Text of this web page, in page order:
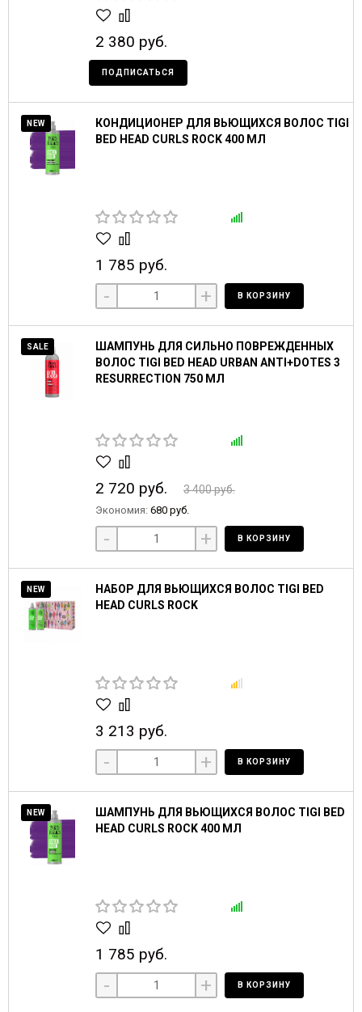
2 380 руб.
ПОДПИСАТЬСЯ
NEW
КОНДИЦИОНЕР ДЛЯ ВЬЮЩИХСЯ ВОЛОС TIGI
BED HEAD CURLS ROCK 400 МЛ
1 785 руб.
- + В КОРЗИНУ
SALE
ШАМПУНЬ ДЛЯ СИЛЬНО ПОВРЕЖДЕННЫХ
ВОЛОС TIGI BED HEAD URBAN ANTI+DOTES 3
RESURRECTION 750 МЛ
2 720 руб. 3 400 руб.
Экономия: 680 руб.
- + В КОРЗИНУ
NEW
НАБОР ДЛЯ ВЬЮЩИХСЯ ВОЛОС TIGI BED
HEAD CURLS ROCK
3 213 руб.
- + В КОРЗИНУ
NEW
ШАМПУНЬ ДЛЯ ВЬЮЩИХСЯ ВОЛОС TIGI BED
HEAD CURLS ROCK 400 МЛ
1 785 руб.
- + В КОРЗИНУ